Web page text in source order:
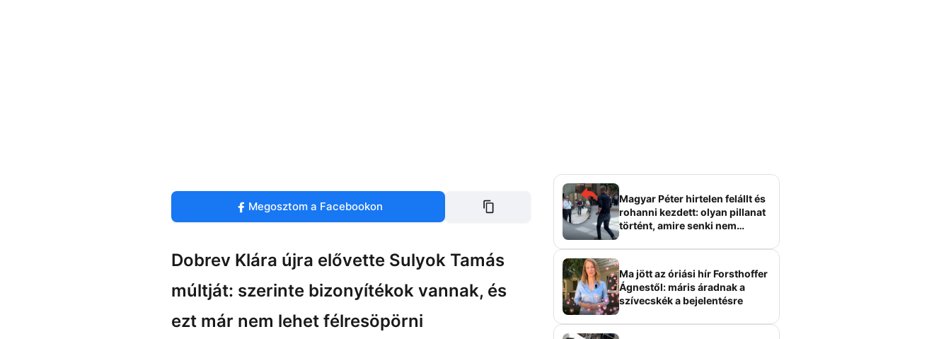
Megosztom a Facebookon
Dobrev Klára újra elővette Sulyok Tamás
múltját: szerinte bizonyítékok vannak, és
ezt már nem lehet félresöpörni
Magyar Péter hirtelen felállt és
rohanni kezdett: olyan pillanat
történt, amire senki nem
Ma jött az óriási hír Forsthoffer
Ágnestől: máris áradnak a
szívecskék a bejelentésre